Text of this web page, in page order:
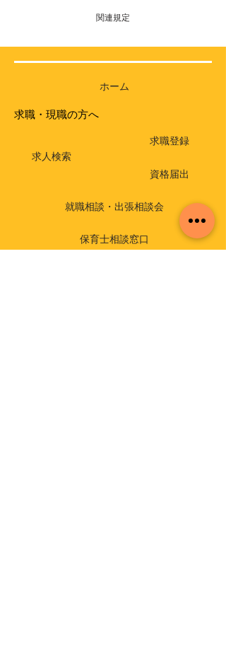
関連規定
ホーム
求職・現職の方へ
求人検索
求職登録
資格届出
就職相談・出張相談会
保育士相談窓口